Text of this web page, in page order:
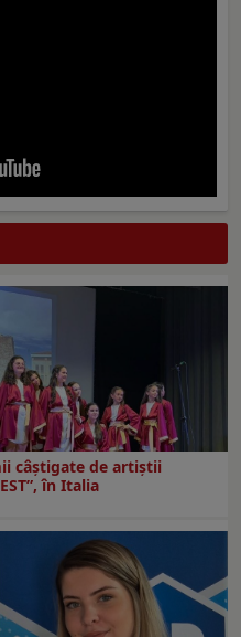
câştigate de artiştii
în Italia